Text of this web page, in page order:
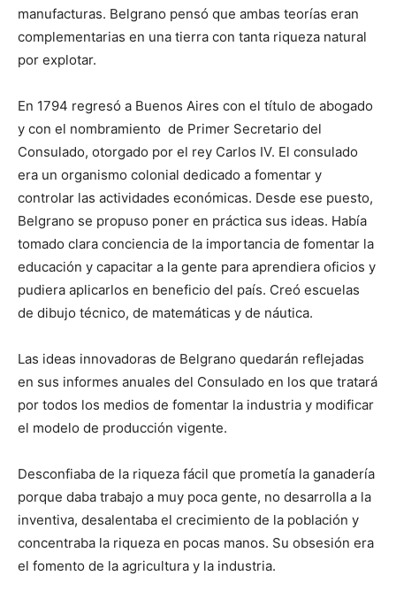
manufacturas. Belgrano pensó que ambas teorías eran
complementarias en una tierra con tanta riqueza natural
por explotar.
En 1794 regresó a Buenos Aires con el título de abogado
y con el nombramiento de Primer Secretario del
Consulado, otorgado por el rey Carlos IV. El consulado
era un organismo colonial dedicado a fomentar y
controlar las actividades económicas. Desde ese puesto,
Belgrano se propuso poner en práctica sus ideas. Había
tomado clara conciencia de la importancia de fomentar la
educación y capacitar a la gente para aprendiera oficios y
pudiera aplicarlos en beneficio del país. Creó escuelas
de dibujo técnico, de matemáticas y de náutica.
Las ideas innovadoras de Belgrano quedarán reflejadas
en sus informes anuales del Consulado en los que tratará
por todos los medios de fomentar la industria y modificar
el modelo de producción vigente.
Desconfiaba de la riqueza fácil que prometía la ganadería
porque daba trabajo a muy poca gente, no desarrolla a la
inventiva, desalentaba el crecimiento de la población y
concentraba la riqueza en pocas manos. Su obsesión era
el fomento de la agricultura y la industria.